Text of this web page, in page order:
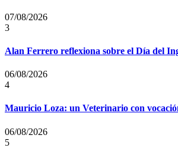
07/08/2026
3
Alan Ferrero reflexiona sobre el Día del
06/08/2026
4
Mauricio Loza: un Veterinario con
06/08/2026
5